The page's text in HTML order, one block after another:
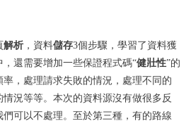
解析 ，資料儲存3個步驟，學習了資料獲
還需要增加一些保證程式碼“健壯性”的
，處理請求失敗的情況，處理不同的
況等等。本次的資料源沒有做很多反
可以不處理。至於第三種，有的路線